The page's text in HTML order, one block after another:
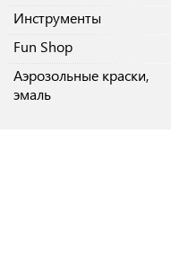
Инструменты
Fun Shop
Аэрозольные краски,
эмаль